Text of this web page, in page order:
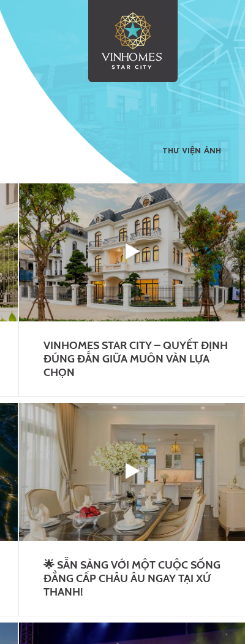
THƯ VIỆN ẢNH
VINHOMES STAR CITY – QUYẾT ĐỊNH
ĐÚNG ĐẮN GIỮA MUÔN VÀN LỰA
CHỌN
🌟 SẴN SÀNG VỚI MỘT CUỘC SỐNG
ĐẲNG CẤP CHÂU ÂU NGAY TẠI XỨ
THANH!